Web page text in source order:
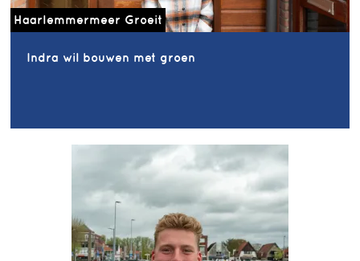
Haarlemmermeer Groeit
Indra wil bouwen met groen